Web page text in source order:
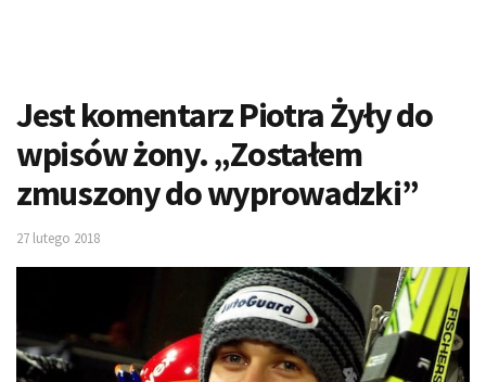
Jest komentarz Piotra Żyły do
wpisów żony. „Zostałem
zmuszony do wyprowadzki”
27 lutego 2018